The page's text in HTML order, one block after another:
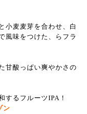
小麦麦芽を合わせ、白
風味をつけた、らフラ
甘酸っぱい爽やかさの
るフルーツIPA！
ン